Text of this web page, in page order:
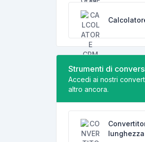
Strumenti di
Accedi ai nostri
altro ancora.
lunghezza